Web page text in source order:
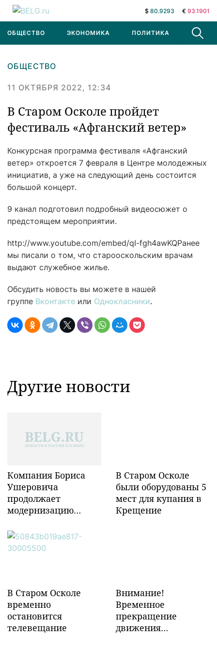
$ 80.9293 € 93.1901
ОБЩЕСТВО ЭКОНОМИКА ПОЛИТИКА В МИРЕ
ОБЩЕСТВО
11 ОКТЯБРЯ 2022, 12:34
В Старом Осколе пройдет
фестиваль «Афганский ветер»
Конкурсная программа фестиваля «Афганский
ветер» откроется 7 февраля в Центре молодежных
инициатив, а уже на следующий день состоится
большой концерт.
9 канал подготовил подробный видеосюжет о
предстоящем мероприятии.
http://www.youtube.com/embed/qI-fgh4awKQРанее
мы писали о том, что старооскольским врачам
выдают служебное жилье.
Обсудить новость вы можете в нашей
группе Вконтакте или Однокласники.
Другие новости
Компания Бориса
Ушеровича
продолжает
модернизацию
инфраструктуры в
Забайкалье
В Старом Осколе
были оборудованы 5
мест для купания в
Крещение
В Старом Осколе
временно
остановится
телевещание
Внимание!
Временное
прекращение
движения